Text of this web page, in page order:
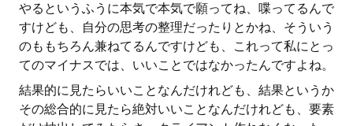
やるというふうに本気で本気で願ってね、喋ってるんで
すけども、自分の思考の整理だったりとかね、そういう
のももちろん兼ねてるんですけども、これって私にとっ
てのマイナスでは、いいことではなかったんですよね。
結果的に見たらいいことなんだけれども、結果というか
その総合的に見たら絶対いいことなんだけれども、要素